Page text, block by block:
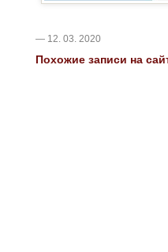
— 12. 03. 2020
Похожие записи на